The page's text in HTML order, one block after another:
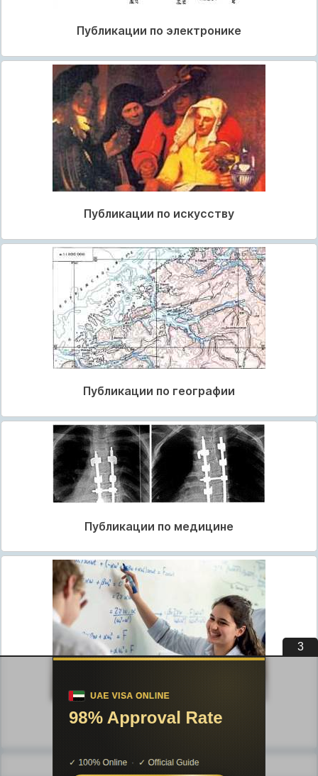
Публикации по электронике
Публикации по искусству
Публикации по географии
Публикации по медицине
Публикации по педагогике
Разделы публикаций
2